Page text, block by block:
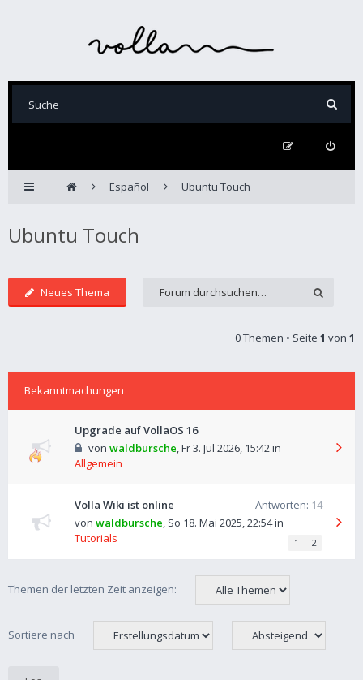
Español Ubuntu Touch
Ubuntu Touch
Neues Thema
0 Themen • Seite 1 von 1
Bekanntmachungen
Upgrade auf VollaOS 16
von waldbursche,Fr 3. Jul 2026, 15:42in
Allgemein
Volla Wiki ist online Antworten: 14
von waldbursche, So 18. Mai 2025, 22:54in
Tutorials
1 2
Themen der letzten Zeit anzeigen:
Sortiere nach